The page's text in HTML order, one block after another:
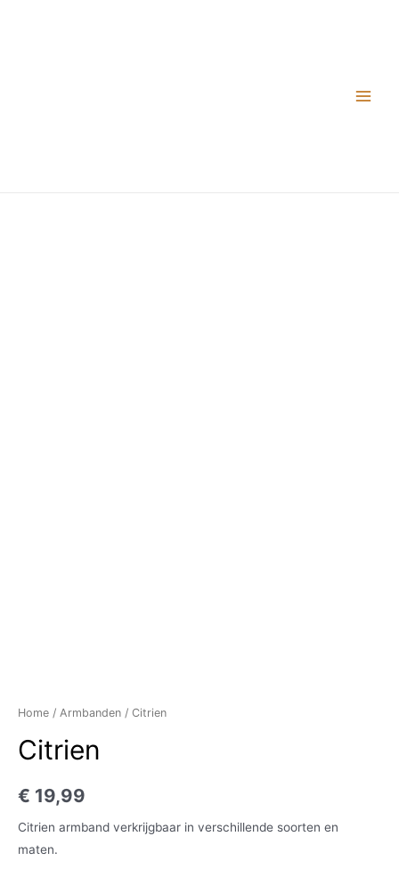
Home / Armbanden / Citrien
Citrien
€ 19,99
Citrien armband verkrijgbaar in verschillende soorten en
maten.